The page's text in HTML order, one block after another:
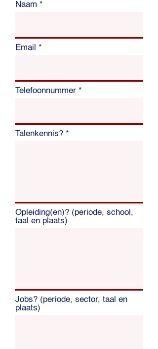
Naam
Email
Telefoonnummer
Talenkennis?
Opleiding(en)? (periode, school,
taal en plaats)
Jobs? (periode, sector, taal en
plaats)